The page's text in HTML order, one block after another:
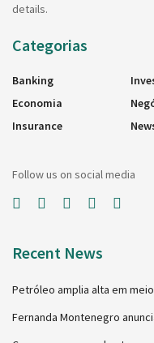
details.
Categorias
Banking
Economia
Insurance
Follow us on social media
Recent News
Petróleo amplia alta em
Fernanda Montenegro